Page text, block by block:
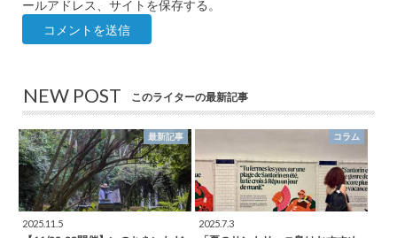
ールアドレス、サイトを保存する。
NEW POST このライターの最新記事
最新記事
2025.11.5
コラム
2025.7.3